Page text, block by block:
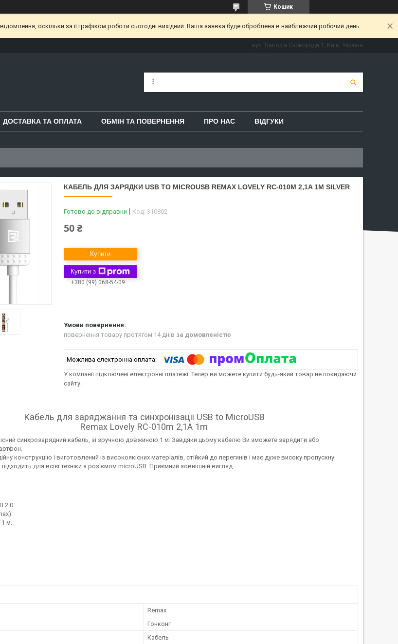
Кошик
оскільки за її графіком роботи сьогодні вихідний. Ваша заявка буде оброблена в найближчий робочий день.
вул. Григорія Сковороди,1, Київ, Україна
ДОСТАВКА ТА ОПЛАТА ОБМІН ТА ПОВЕРНЕННЯ ПРО НАС ВІДГУКИ
КАБЕЛЬ ДЛЯ ЗАРЯДКИ USB TO MICROUSB REMAX LOVELY RC-010M 2,1A 1M SILVER
Готово до відправки Код: 310802
50 ₴
Купити
Купити з
+380 (99) 068-54-09
повернення товару протягом 14 днів за домовленістю
У компанії підключені електронні платежі. Тепер ви можете купити будь-який товар не покидаючи
сайту.
Кабель для заряджання та синхронізації USB to MicroUSB
Remax Lovely RC-010m 2,1А 1m
синхрозарядний кабель, зі зручною довжиною 1 м. Завдяки цьому кабелю Ви зможете зарядити або
конструкцію і виготовлений із високоякісних матеріалів, стійкий до перегинів і має дуже високу пропускну
для всієї техніки з роз'ємом microUSB. Приємний зовнішній вигляд.
2.0.
м.
Remax
Гонконг
Кабель